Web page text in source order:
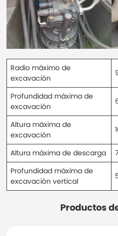
Radio máximo de
excavación
Profundidad máxima de
excavación
Altura máxima de
excavación
Altura máxima de descarga
Profundidad máxima de
excavación vertical
Productos